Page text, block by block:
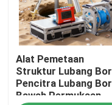
Produk
Alat Pemetaan
Struktur Lubang Bor
Pencitra Lubang Bor
Bawah Permukaan